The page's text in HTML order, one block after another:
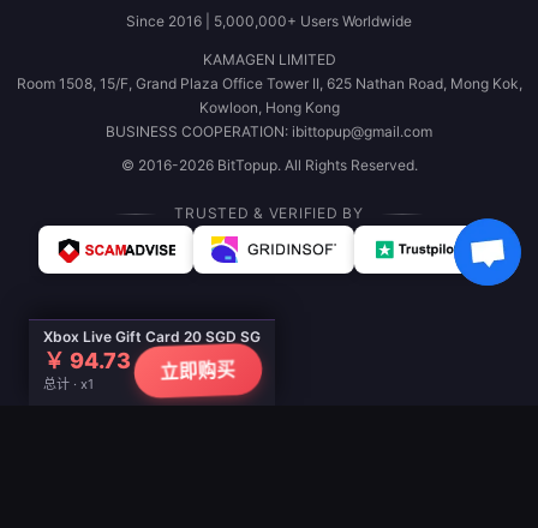
Xbox Live Gift Card 20 SGD SG
￥ 94.73
总计 · x1
立即购买
Since 2016 | 5,000,000+ Users Worldwide
KAMAGEN LIMITED
Room 1508, 15/F, Grand Plaza Office Tower II, 625 Nathan Road, Mong Kok,
Kowloon, Hong Kong
BUSINESS COOPERATION: ibittopup@gmail.com
© 2016-2026 BitTopup. All Rights Reserved.
TRUSTED & VERIFIED BY